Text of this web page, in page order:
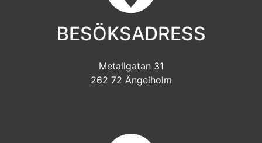
BESÖKSADRESS
Metallgatan 31
262 72 Ängelholm